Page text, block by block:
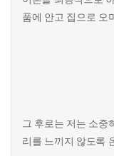
품에 안고 집으로 오
그 후로는 저는 소중
리를 느끼지 않도록